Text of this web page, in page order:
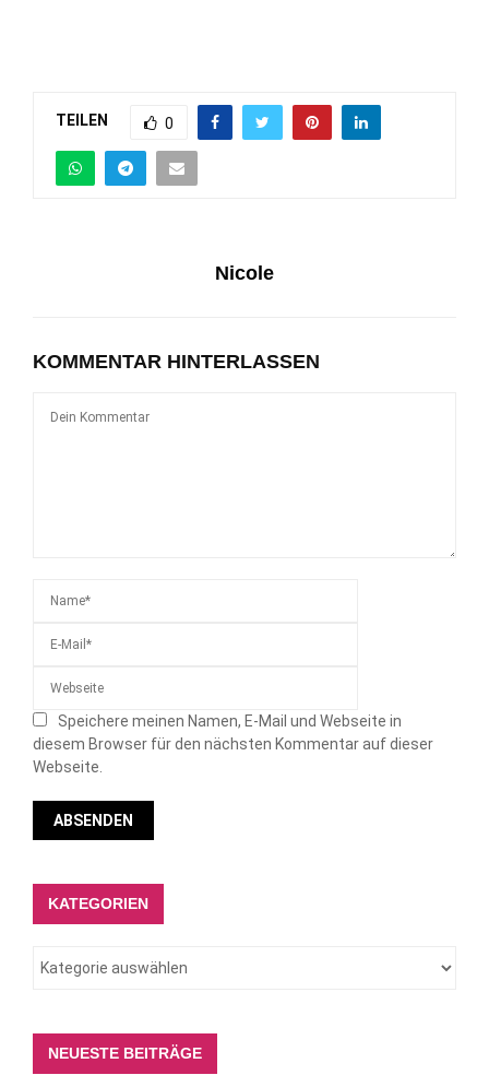
TEILEN 0
Nicole
KOMMENTAR HINTERLASSEN
Speichere meinen Namen, E-Mail und Webseite in
diesem Browser für den nächsten Kommentar auf dieser
Webseite.
KATEGORIEN
NEUESTE BEITRÄGE